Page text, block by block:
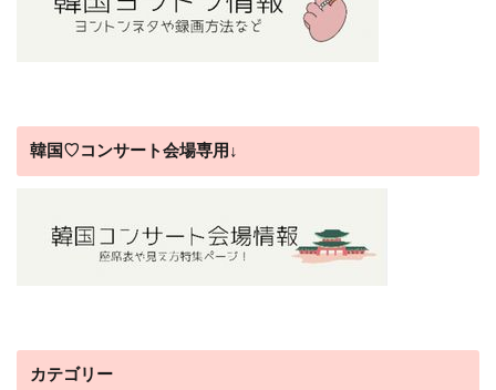
韓国♡コンサート会場専用↓
カテゴリー